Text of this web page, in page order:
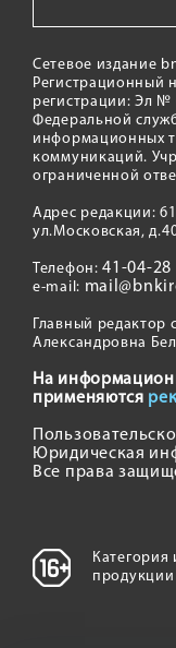
Сетевое издание
Регистрационный
регистрации: Эл №
Федеральной
информационных
коммуникаций.
ограниченной
Адрес редакции:
ул.Московская,
Телефон:41-04-28
e-mail:
Главный редактор
Александровна
На
применяются
Юридическая
Все права
продукции